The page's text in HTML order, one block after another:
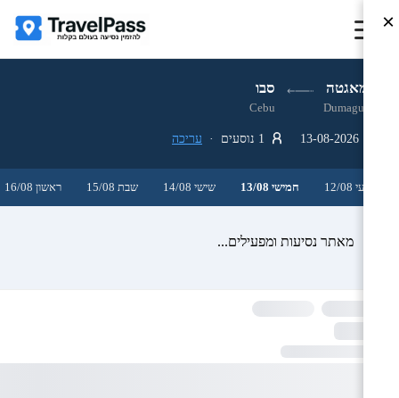
דומאגטה סבו
Dumaguete
Cebu
עריכה
רביעי 12/08 חמישי 13/08 שישי 14/08 שבת 15/08 ראשון 16/08
מאתר נסיעות ומפעילים...
×